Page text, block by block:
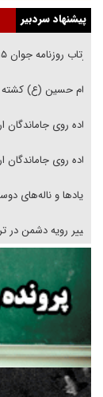
پیشنهاد سردبیر
بازتاب روزنامه جوان ۱۵ مرداد در شبکه خبر
امام حسین (ع)
پیاده روی
پیاده روی
فریاد‌ها و ناله‌های
تغییر رویه دشمن در
خرید قسطی اولش
فوتبال و آن «بالا»!
راهبرد غافلگیری با
جنجال پزشکان